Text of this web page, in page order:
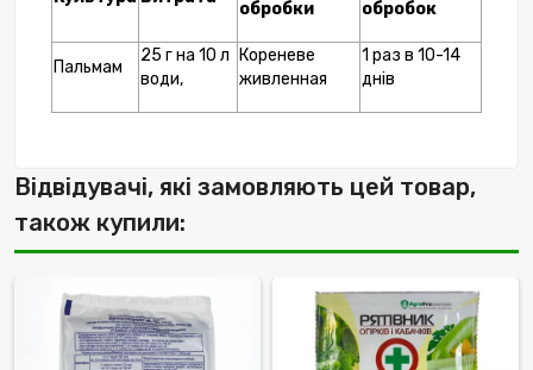
обробки
обробок
Пальмам
25 г на 10 л
води,
Кореневе
живленная
1 раз в 10-14
днів
Відвідувачі, які замовляють цей товар,
також купили: